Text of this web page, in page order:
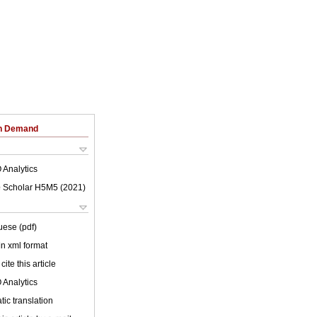
Demand
Analytics
Scholar H5M5 (2021 )
(pdf)
xml format
this article
Analytics
translation